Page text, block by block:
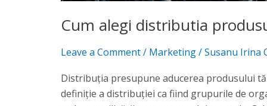
Cum alegi distributia
Leave a Comment/ Marketing/Susanu Irina
Distribuţia presupune aducerea produsului
definiţie a distribuţiei ca fiind grupurile de